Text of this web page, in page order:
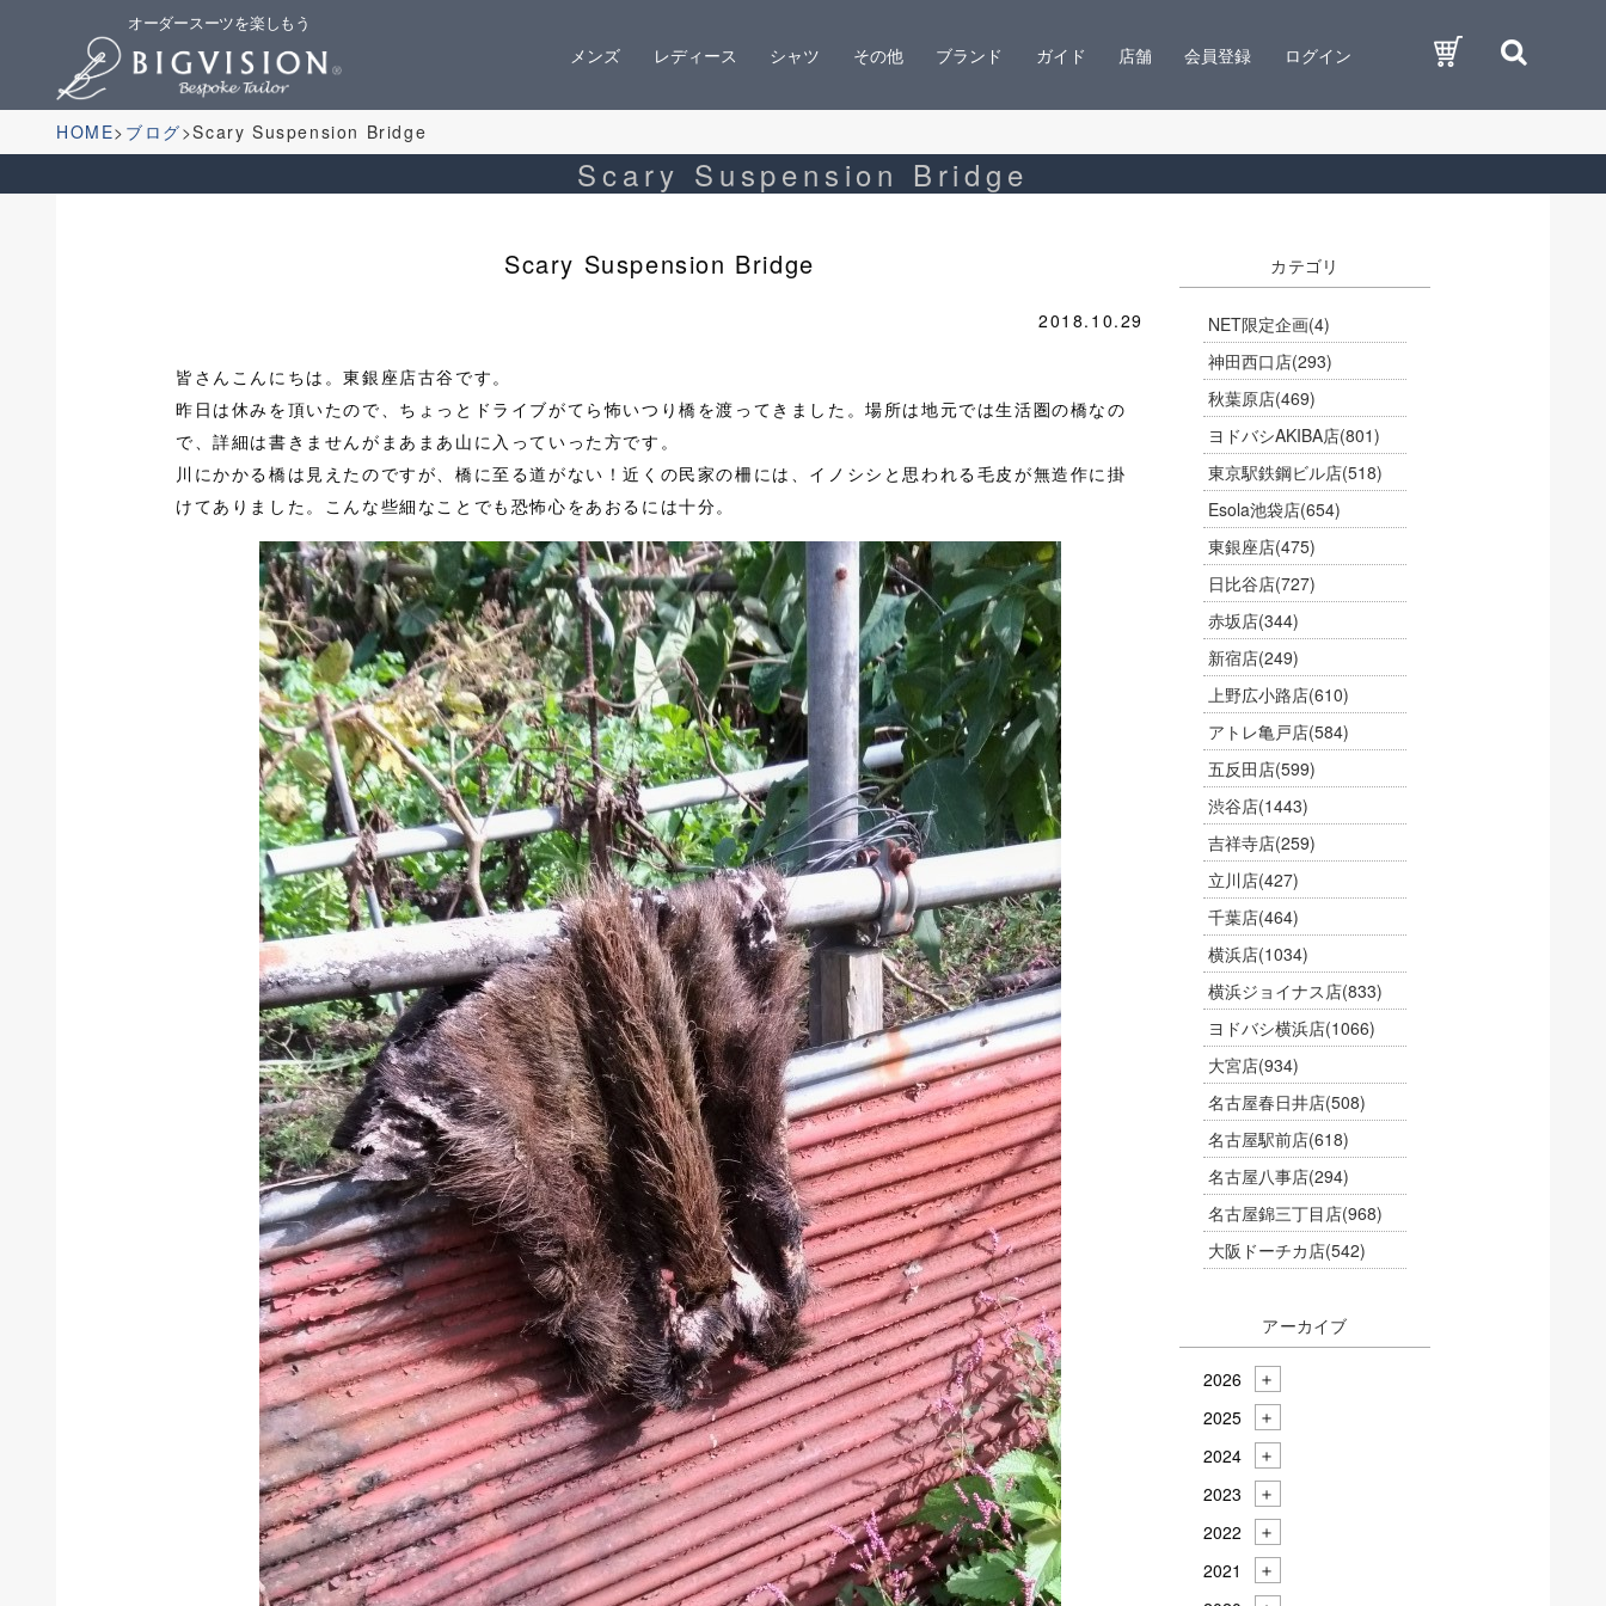
オーダースーツを楽しもう
メンズ レディース シャツ その他 ブランド ガイド 店舗 会員登録 ログイン
HOME ブログ Scary Suspension Bridge
Scary Suspension Bridge
Scary Suspension Bridge
2018.10.29
皆さんこんにちは。東銀座店古谷です。
昨日は休みを頂いたので、ちょっとドライブがてら怖いつり橋を渡ってきました。場所は地元では生活圏の橋なの
で、詳細は書きませんがまあまあ山に入っていった方です。
川にかかる橋は見えたのですが、橋に至る道がない！近くの民家の柵には、イノシシと思われる毛皮が無造作に掛
けてありました。こんな些細なことでも恐怖心をあおるには十分。
カテゴリ
NET限定企画(4)
神田西口店(293)
秋葉原店(469)
ヨドバシAKIBA店(801)
東京駅鉄鋼ビル店(518)
Esola池袋店(654)
東銀座店(475)
日比谷店(727)
赤坂店(344)
新宿店(249)
上野広小路店(610)
アトレ亀戸店(584)
五反田店(599)
渋谷店(1443)
吉祥寺店(259)
立川店(427)
千葉店(464)
横浜店(1034)
横浜ジョイナス店(833)
ヨドバシ横浜店(1066)
大宮店(934)
名古屋春日井店(508)
名古屋駅前店(618)
名古屋八事店(294)
名古屋錦三丁目店(968)
大阪ドーチカ店(542)
アーカイブ
2026
2025
2024
2023
2022
2021